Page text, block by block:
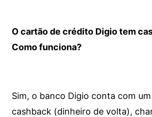
O cartão de crédito Digio tem
Como funciona?
Sim, o banco Digio conta com
cashback (dinheiro de volta),